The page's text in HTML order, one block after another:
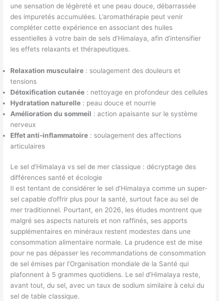
une sensation de légèreté et une peau douce, débarrassée
des impuretés accumulées. L’aromathérapie peut venir
compléter cette expérience en associant des huiles
essentielles à votre bain de sels d’Himalaya, afin d’intensifier
les effets relaxants et thérapeutiques.
Relaxation musculaire : soulagement des douleurs et
tensions
Détoxification cutanée : nettoyage en profondeur des cellules
Hydratation naturelle : peau douce et nourrie
Amélioration du sommeil : action apaisante sur le système
nerveux
Effet anti-inflammatoire : soulagement des affections
articulaires
Le sel d’Himalaya vs sel de mer classique : décryptage des
différences santé et écologie
Il est tentant de considérer le sel d’Himalaya comme un super-
sel capable d’offrir plus pour la santé, surtout face au sel de
mer traditionnel. Pourtant, en 2026, les études montrent que
malgré ses aspects naturels et non raffinés, ses apports
supplémentaires en minéraux restent modestes dans une
consommation alimentaire normale. La prudence est de mise
pour ne pas dépasser les recommandations de consommation
de sel émises par l’Organisation mondiale de la Santé qui
plafonnent à 5 grammes quotidiens. Le sel d’Himalaya reste,
avant tout, du sel, avec un taux de sodium similaire à celui du
sel de table classique.